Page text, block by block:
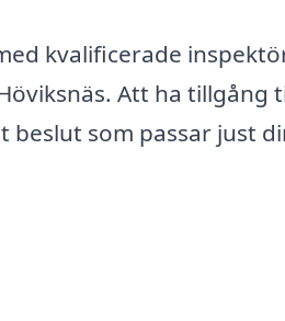
kvalificerade
Att ha tillgång
som passar just